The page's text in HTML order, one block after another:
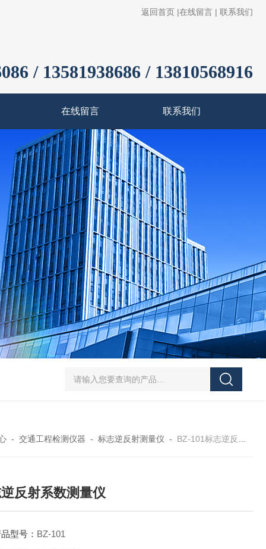
返回首页 |在线留言 | 联系我们
/ 13581938686 / 13810568916
在线留言 联系我们
100型漆膜落锤冲击测试仪交通U型板 ZTT-970C通信管道静摩擦系
- 交通工程检测仪器 - 标志逆反射测量仪 - BZ-101标志逆反射系数测量仪
反射系数测量仪
型号： BZ-101